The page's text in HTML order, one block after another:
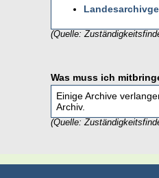
(Quelle:
Was muss ich
Einige Archive
Archiv.
(Quelle: